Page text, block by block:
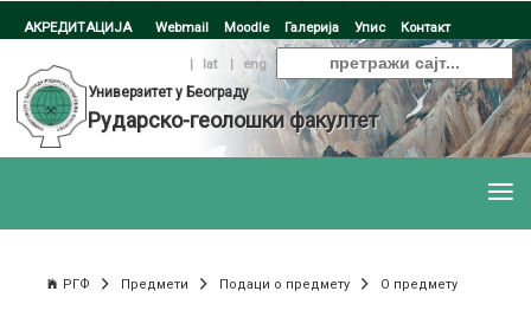
АКРЕДИТАЦИЈА Webmail Moodle Галерија Упис Контакт
| lat |
eng
Универзитет у Београду
Рударско-геолошки факултет
РГФ Предмети Подаци о предмету О предмету